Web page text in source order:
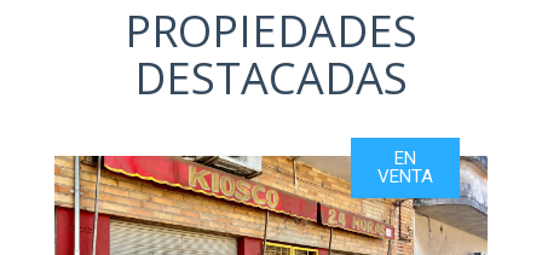
PROPIEDADES
DESTACADAS
EN
VENTA